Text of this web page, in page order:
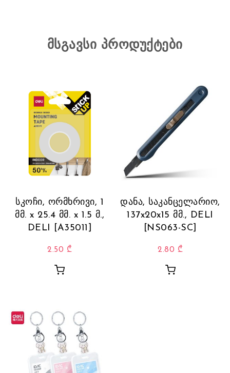
მსგავსი პროდუქტები
სკოჩი, ორმხრივი, 1
მმ. x 25.4 მმ. x 1.5 მ.,
DELI [A35011]
2.50 ₾
დანა, საკანცელარიო,
137x20x15 მმ., DELI
[NS063-SC]
2.80 ₾